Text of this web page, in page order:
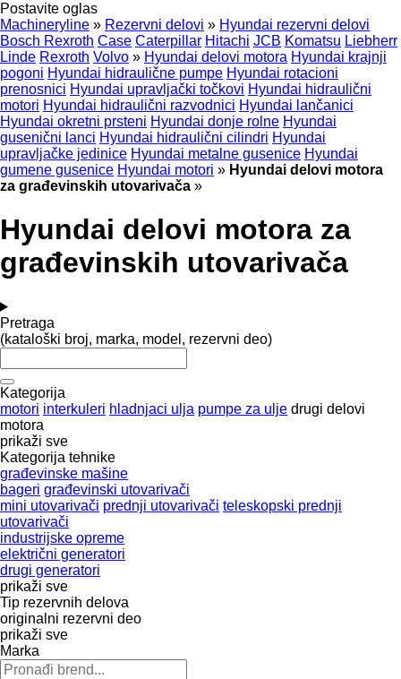
Postavite oglas
Machineryline » Rezervni delovi » Hyundai rezervni delovi
Bosch Rexroth Case Caterpillar Hitachi JCB Komatsu Liebherr
Linde Rexroth Volvo » Hyundai delovi motora Hyundai krajnji
pogoni Hyundai hidraulične pumpe Hyundai rotacioni
prenosnici Hyundai upravljački točkovi Hyundai hidraulični
motori Hyundai hidraulični razvodnici Hyundai lančanici
Hyundai okretni prsteni Hyundai donje rolne Hyundai
gusenični lanci Hyundai hidraulični cilindri Hyundai
upravljačke jedinice Hyundai metalne gusenice Hyundai
gumene gusenice Hyundai motori » Hyundai delovi motora
za građevinskih utovarivača »
Hyundai delovi motora za
građevinskih utovarivača
Pretraga
(kataloški broj, marka, model, rezervni deo)
Kategorija
motori interkuleri hladnjaci ulja pumpe za ulje drugi delovi
motora
prikaži sve
Kategorija tehnike
građevinske mašine
bageri građevinski utovarivači
mini utovarivači prednji utovarivači teleskopski prednji
utovarivači
industrijske opreme
električni generatori
drugi generatori
prikaži sve
Tip rezervnih delova
originalni rezervni deo
prikaži sve
Marka